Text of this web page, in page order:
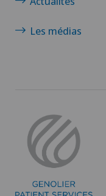
Les médias